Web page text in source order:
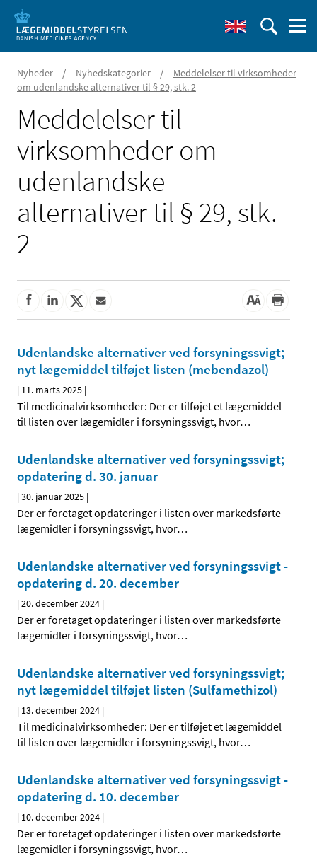
Nyheder / Nyhedskategorier /
Meddelelser til virksomheder
om udenlandske alternativer til § 29, stk. 2
Meddelelser til
virksomheder om
udenlandske
alternativer til § 29, stk.
2
Udenlandske alternativer ved forsyningssvigt;
nyt lægemiddel tilføjet listen (mebendazol)
| 11. marts 2025 |
Til medicinalvirksomheder: Der er tilføjet et lægemiddel
til listen over lægemidler i forsyningssvigt, hvor…
Udenlandske alternativer ved forsyningssvigt;
opdatering d. 30. januar
|30. januar 2025 |
Der er foretaget opdateringer i listen over markedsførte
lægemidler i forsyningssvigt, hvor…
Udenlandske alternativer ved forsyningssvigt -
opdatering d. 20. december
|20. december 2024 |
Der er foretaget opdateringer i listen over markedsførte
lægemidler i forsyningssvigt, hvor…
Udenlandske alternativer ved forsyningssvigt;
nyt lægemiddel tilføjet listen (Sulfamethizol)
| 13. december 2024 |
Til medicinalvirksomheder: Der er tilføjet et lægemiddel
til listen over lægemidler i forsyningssvigt, hvor…
Udenlandske alternativer ved forsyningssvigt -
opdatering d. 10. december
| 10. december 2024 |
Der er foretaget opdateringer i listen over markedsførte
lægemidler i forsyningssvigt, hvor…